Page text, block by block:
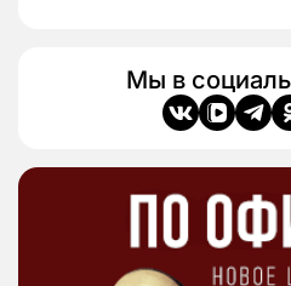
Мы в